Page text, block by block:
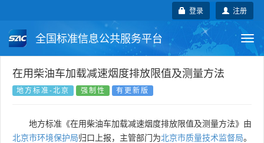
注册
登录
全国标准信息公共服务平台
国家标准 行业标准 地方标准
国外标准 技术委员会
在用柴油车加载减速烟度排放限值及测量方法
地方标准-北京 强制性 有更新版
地方标准《在用柴油车加载减速烟度排放限值及测量方法》由
北京市环境保护局归口上报，主管部门为北京市质量技术监督局。